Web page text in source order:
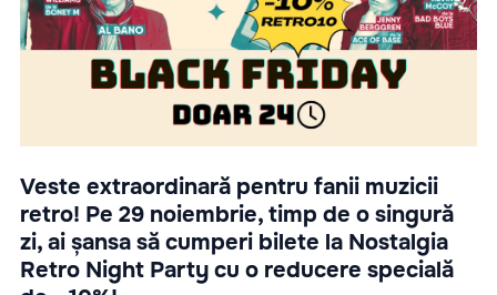
Veste extraordinară pentru fanii muzicii
retro! Pe 29 noiembrie, timp de o singură
zi, ai șansa să cumperi bilete la Nostalgia
Retro Night Party cu o reducere specială